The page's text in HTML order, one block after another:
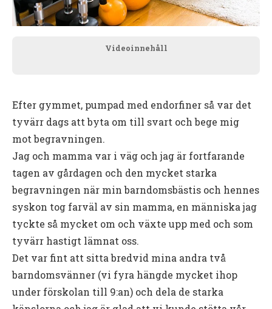
Videoinnehåll
Efter gymmet, pumpad med endorfiner så var det
tyvärr dags att byta om till svart och bege mig
mot begravningen.
Jag och mamma var i väg och jag är fortfarande
tagen av gårdagen och den mycket starka
begravningen när min barndomsbästis och hennes
syskon tog farväl av sin mamma, en människa jag
tyckte så mycket om och växte upp med och som
tyvärr hastigt lämnat oss.
Det var fint att sitta bredvid mina andra två
barndomsvänner (vi fyra hängde mycket ihop
under förskolan till 9:an) och dela de starka